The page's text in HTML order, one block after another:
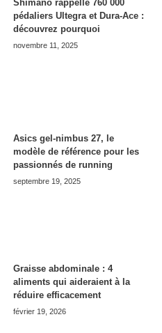
Shimano rappelle 760 000
pédaliers Ultegra et Dura-Ace :
découvrez pourquoi
novembre 11, 2025
Asics gel-nimbus 27, le
modèle de référence pour les
passionnés de running
septembre 19, 2025
Graisse abdominale : 4
aliments qui aideraient à la
réduire efficacement
février 19, 2026